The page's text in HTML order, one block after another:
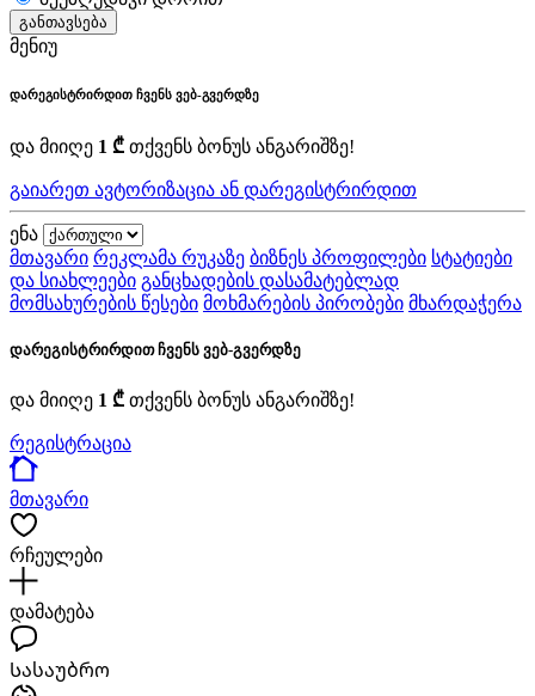
განთავსება
მენიუ
დარეგისტრირდით ჩვენს ვებ-გვერდზე
და მიიღე 1 ₾ თქვენს ბონუს ანგარიშზე!
გაიარეთ ავტორიზაცია ან დარეგისტრირდით
ენა
მთავარი რეკლამა რუკაზე ბიზნეს პროფილები სტატიები
და სიახლეები განცხადების დასამატებლად
მომსახურების წესები მოხმარების პირობები მხარდაჭერა
დარეგისტრირდით ჩვენს ვებ-გვერდზე
და მიიღე 1 ₾ თქვენს ბონუს ანგარიშზე!
რეგისტრაცია
მთავარი
რჩეულები
დამატება
Სასაუბრო